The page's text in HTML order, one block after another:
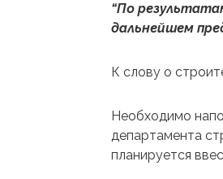
“По
дальнейшем
К слову о
Необходимо
департамента
планируется